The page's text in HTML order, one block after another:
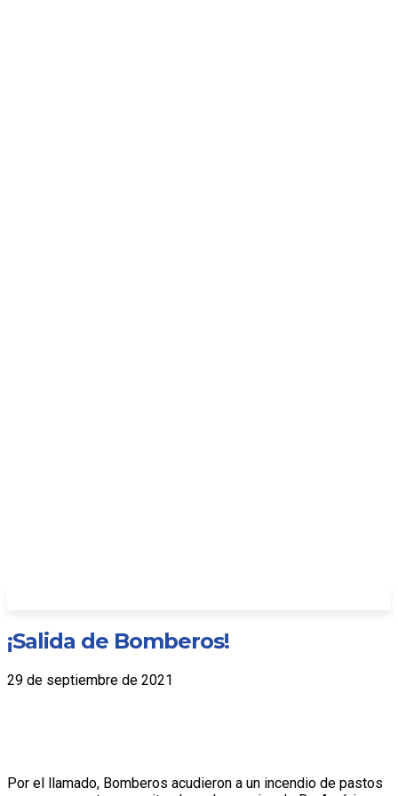
¡Salida de Bomberos!
29 de septiembre de 2021
Por el llamado, Bomberos acudieron a un incendio de pastos